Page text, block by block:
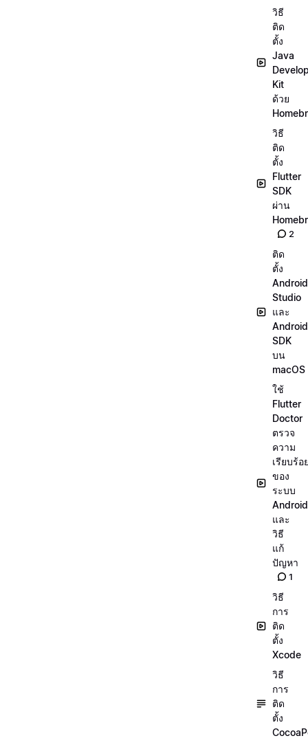
วิธี
ติด
ตั้ง
Java
Kit
ด้วย
วิธี
ติด
ตั้ง
Flutter
SDK
ผ่าน
2
ติด
ตั้ง
Android
Studio
และ
Android
SDK
บน
macOS
ใช้
Flutter
Doctor
ตรวจ
ความ
เรียบร้อ
ของ
ระบบ
Android
และ
วิธี
แก้
ปัญหา
1
วิธี
การ
ติด
ตั้ง
Xcode
วิธี
การ
ติด
ตั้ง